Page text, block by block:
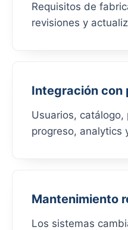
Requisitos de
revisiones y
Integración con
Usuarios, catálogo,
progreso, analytics
Mantenimiento
Los sistemas